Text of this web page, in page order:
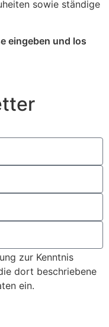
sowie ständige
eingeben und los
zur Kenntnis
dort beschriebene
ein.